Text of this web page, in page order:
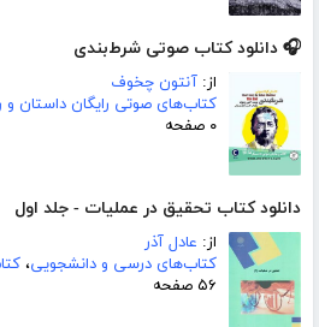
🎧 دانلود کتاب صوتی شرط‌بندی
از: آنتون چخوف
کتاب‌های صوتی رایگان داستان و
۰ صفحه
دانلود کتاب تحقیق در عملیات - جلد اول
از: عادل آذر
کتاب‌های درسی و دانشجویی،
۵۶ صفحه